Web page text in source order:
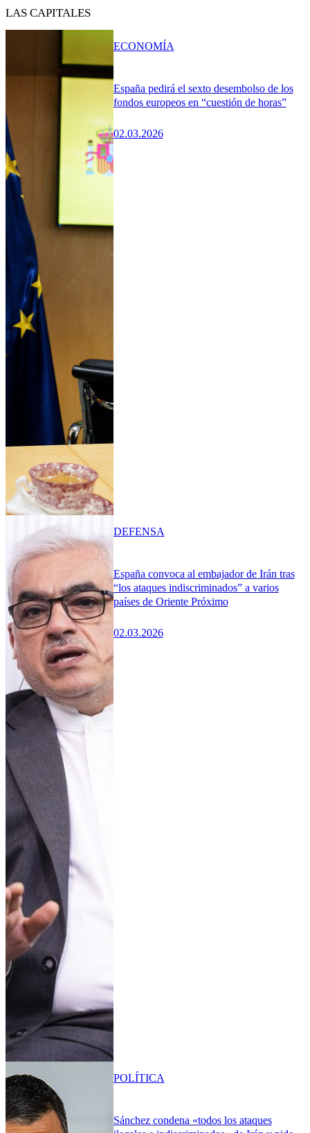
LAS CAPITALES
España pedirá el sexto desembolso de los
fondos europeos en “cuestión de horas”
02.03.2026
ECONOMÍA
España convoca al embajador de Irán tras
“los ataques indiscriminados” a varios
países de Oriente Próximo
02.03.2026
DEFENSA
Sánchez condena «todos los ataques
POLÍTICA